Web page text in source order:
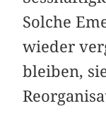
Solche
wieder
bleiben,